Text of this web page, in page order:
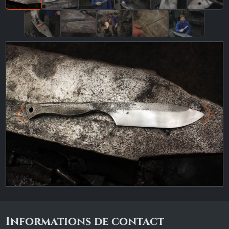
Previous
Informations de contact